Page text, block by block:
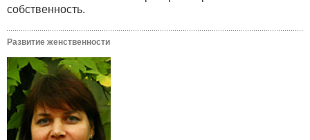
собственность.
Развитие женственности